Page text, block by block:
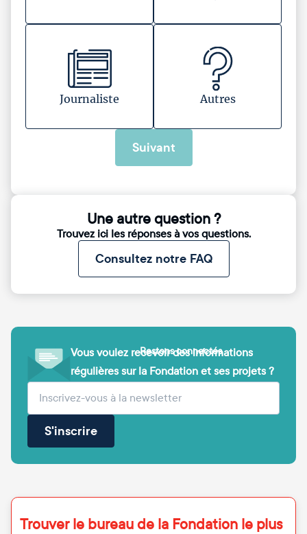
Journaliste Autres
Suivant
Une autre question ?
Trouvez ici les réponses à vos questions.
Consultez notre FAQ
Vous voulez recevoir des informations
régulières sur la Fondation et ses projets ?
Votre adresse e-mail (obligatoire)
S'inscrire
Restons connectés
Trouver le bureau de la Fondation le plus